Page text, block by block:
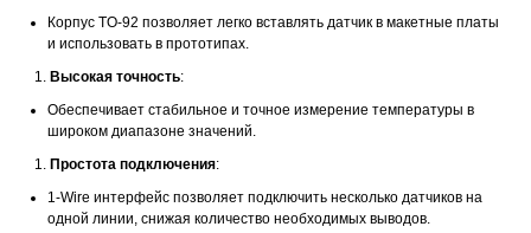
Корпус TO-92 позволяет легко вставлять датчик в макетные платы
и использовать в прототипах.
Высокая точность:
Обеспечивает стабильное и точное измерение температуры в
широком диапазоне значений.
Простота подключения:
1-Wire интерфейс позволяет подключить несколько датчиков на
одной линии, снижая количество необходимых выводов.